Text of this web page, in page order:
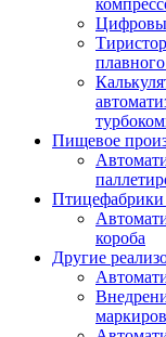
Пищевое
Птицефабрики
короба
Другие